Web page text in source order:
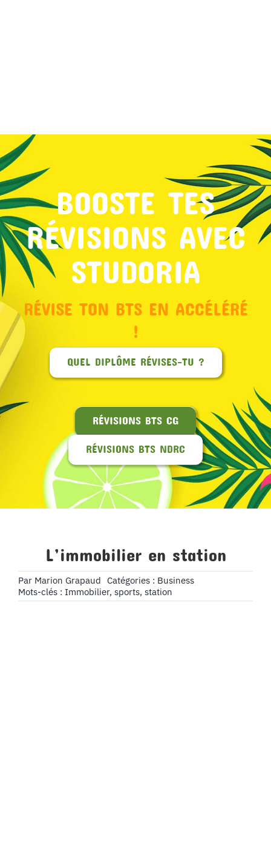
BOOSTE TES
RÉVISIONS AVEC
STUDORIA
RÉVISE TON BTS EN ACCÉLÉRÉ
!
QUEL DIPLÔME RÉVISES-TU ?
RÉVISIONS BTS CG
RÉVISIONS BTS NDRC
L’immobilier en station
Par Marion Grapaud Catégories : Business
Mots-clés : Immobilier, sports, station